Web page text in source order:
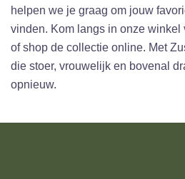
helpen we je graag om jouw
vinden. Kom langs in onze
of shop de collectie online. Met
die stoer, vrouwelijk en bovenal
opnieuw.